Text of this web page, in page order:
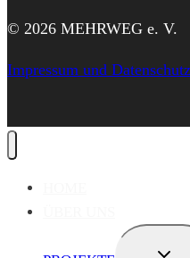
© 2026 MEHRWEG e. V.
Impressum und Datenschutz